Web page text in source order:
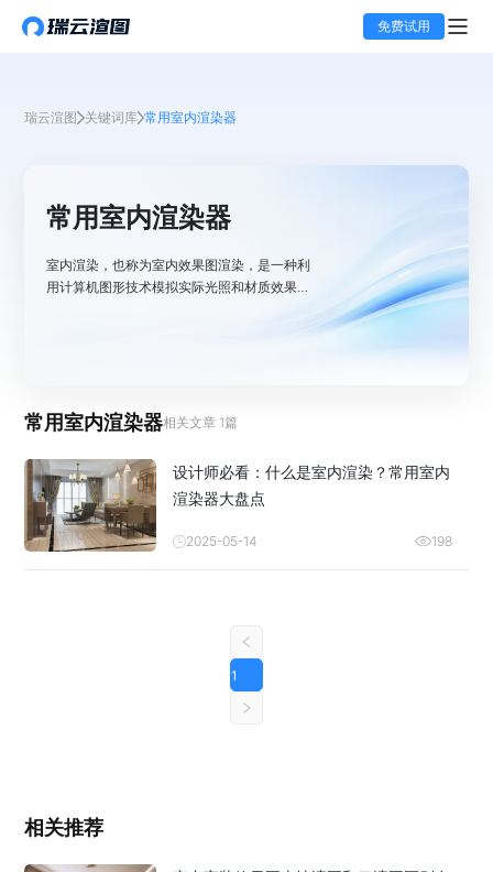
免费试用
瑞云渲图 关键词库 常用室内渲染器
常用室内渲染器
室内渲染，也称为室内效果图渲染，是一种利
用计算机图形技术模拟实际光照和材质效果的
要掌握室内渲染器的使用技巧。
常用室内渲染器相关文章 1篇
设计师必看：什么是室内渲染？常用室内
渲染器大盘点
2025-05-14 198
1
相关推荐